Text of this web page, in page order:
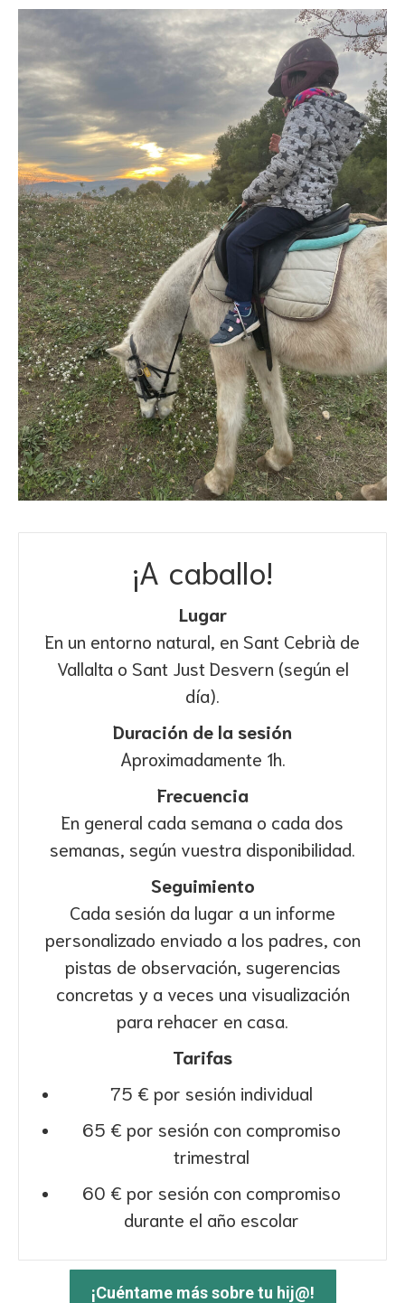
¡A caballo!
Lugar
En un entorno natural, en Sant Cebrià de
Vallalta o Sant Just Desvern (según el
día).
Duración de la sesión
Aproximadamente 1h.
Frecuencia
En general cada semana o cada dos
semanas, según vuestra disponibilidad.
Seguimiento
Cada sesión da lugar a un informe
personalizado enviado a los padres, con
pistas de observación, sugerencias
concretas y a veces una visualización
para rehacer en casa.
Tarifas
75 € por sesión individual
65 € por sesión con compromiso
trimestral
60 € por sesión con compromiso
durante el año escolar
¡Cuéntame más sobre tu hij@!